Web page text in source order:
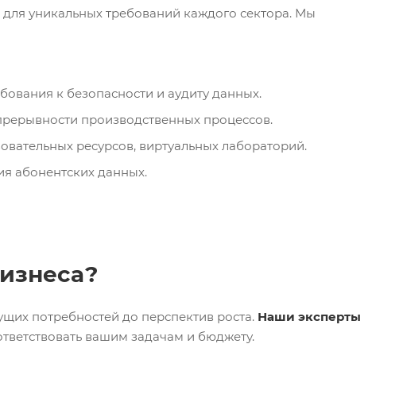
уникальных требований каждого сектора. Мы
к безопасности и аудиту данных.
производственных процессов.
ресурсов, виртуальных лабораторий.
абонентских данных.
потребностей до перспектив роста. Наши эксперты
вашим задачам и бюджету.